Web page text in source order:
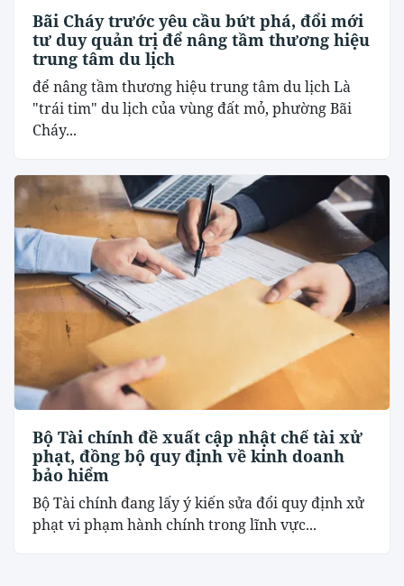
Bãi Cháy trước yêu cầu bứt phá, đổi mới
tư duy quản trị để nâng tầm thương hiệu
trung tâm du lịch
để nâng tầm thương hiệu trung tâm du lịch Là
"trái tim" du lịch của vùng đất mỏ, phường Bãi
Cháy...
Bộ Tài chính đề xuất cập nhật chế tài xử
phạt, đồng bộ quy định về kinh doanh
bảo hiểm
Bộ Tài chính đang lấy ý kiến sửa đổi quy định xử
phạt vi phạm hành chính trong lĩnh vực...